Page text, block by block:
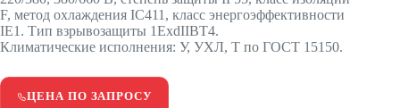
F, метод охлаждения IC411, класс энергоэффективности
IE1. Тип взрывозащиты 1ExdIIBT4.
Климатические исполнения: У, УХЛ, Т по ГОСТ 15150.
ЦЕНА ПО ЗАПРОСУ